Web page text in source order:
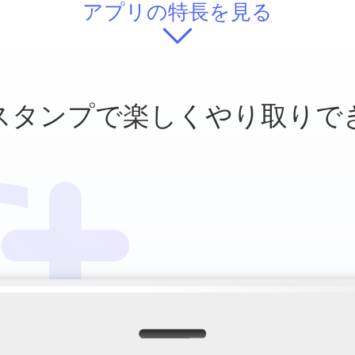
アプリの特長を見る
タンプで楽しくやり取りで